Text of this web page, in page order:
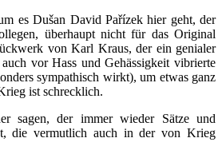
es Dušan David Pařízek hier geht, der
überhaupt nicht für das Original
von Karl Kraus, der ein genialer
vor Hass und Gehässigkeit vibrierte
sympathisch wirkt), um etwas ganz
ist schrecklich.
sagen, der immer wieder Sätze und
die vermutlich auch in der von Krieg